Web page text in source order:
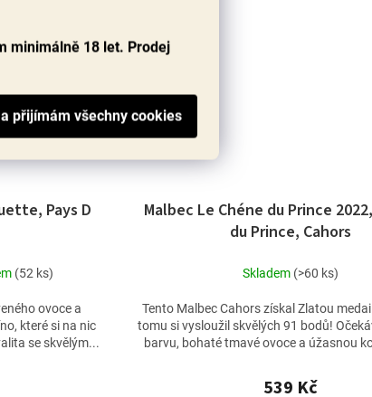
minimálně 18 let. Prodej
Pays D
(52 ks)
ovoce a
které si na nic
se skvělým...
Malbec Le Chéne du Prince
du Prince, Cahors
Skladem (>60 ks)
539 Kč
Tento Malbec Cahors získal Zlatou
tomu si vysloužil skvělých 91 bodů!
barvu, bohaté tmavé ovoce a úžasnou